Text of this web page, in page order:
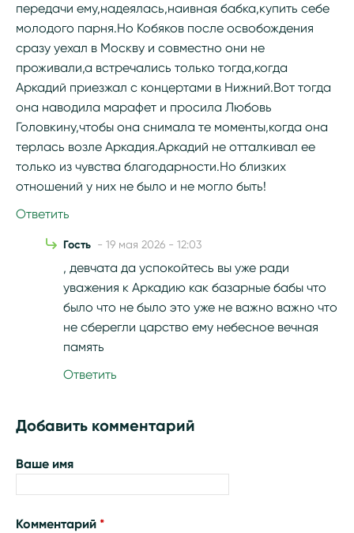
передачи ему,надеялась,наивная бабка,купить себе
молодого парня.Но Кобяков после освобождения
сразу уехал в Москву и совместно они не
проживали,а встречались только тогда,когда
Аркадий приезжал с концертами в Нижний.Вот тогда
она наводила марафет и просила Любовь
Головкину,чтобы она снимала те моменты,когда она
терлась возле Аркадия.Аркадий не отталкивал ее
только из чувства благодарности.Но близких
отношений у них не было и не могло быть!
Ответить
Гость - 19 мая 2026 - 12:03
, девчата да успокойтесь вы уже ради
уважения к Аркадию как базарные бабы что
было что не было это уже не важно важно что
не сберегли царство ему небесное вечная
память
Ответить
Добавить комментарий
Ваше имя
Комментарий*